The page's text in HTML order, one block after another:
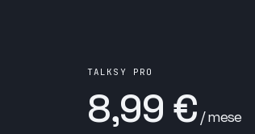
TALKSY PRO
8,99 € / mese